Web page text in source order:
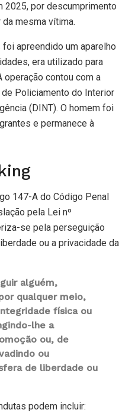
2025, por descumprimento
mesma vítima.
apreendido um aparelho
era utilizado para
operação contou com a
Policiamento do Interior
(DINT). O homem foi
e permanece à
147-A do Código Penal
pela Lei nº
se pela perseguição
ou a privacidade da
alguém,
qualquer meio,
física ou
lhe a
ou, de
ou
de liberdade ou
podem incluir: